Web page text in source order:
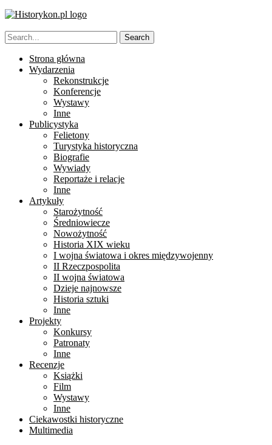
Strona główna
Wydarzenia
Rekonstrukcje
Konferencje
Wystawy
Inne
Publicystyka
Felietony
Turystyka historyczna
Biografie
Wywiady
Reportaże i relacje
Inne
Artykuły
Starożytność
Średniowiecze
Nowożytność
Historia XIX wieku
I wojna światowa i okres międzywojenny
II Rzeczpospolita
II wojna światowa
Dzieje najnowsze
Historia sztuki
Inne
Projekty
Konkursy
Patronaty
Inne
Recenzje
Książki
Film
Wystawy
Inne
Ciekawostki historyczne
Multimedia